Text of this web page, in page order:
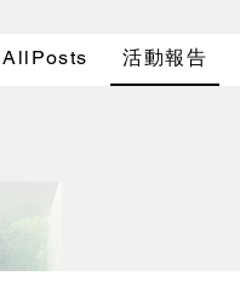
AllPosts 活動報告